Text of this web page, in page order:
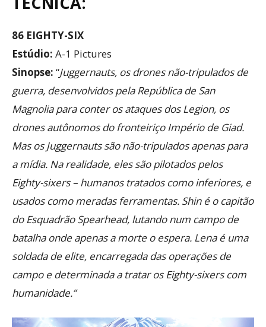
86 EIGHTY-SIX
Estúdio: A-1 Pictures
Sinopse: “Juggernauts, os drones não-tripulados de
guerra, desenvolvidos pela República de San
Magnolia para conter os ataques dos Legion, os
drones autônomos do fronteiriço Império de Giad.
Mas os Juggernauts são não-tripulados apenas para
a mídia. Na realidade, eles são pilotados pelos
Eighty-sixers – humanos tratados como inferiores, e
usados como meradas ferramentas. Shin é o capitão
do Esquadrão Spearhead, lutando num campo de
batalha onde apenas a morte o espera. Lena é uma
soldada de elite, encarregada das operações de
campo e determinada a tratar os Eighty-sixers com
humanidade.”